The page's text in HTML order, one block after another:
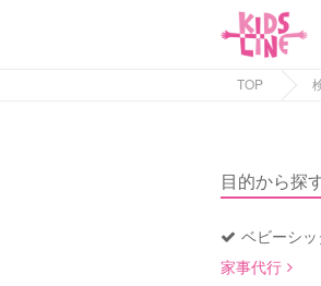
TOP
目的から探
ベビーシッ
家事代行